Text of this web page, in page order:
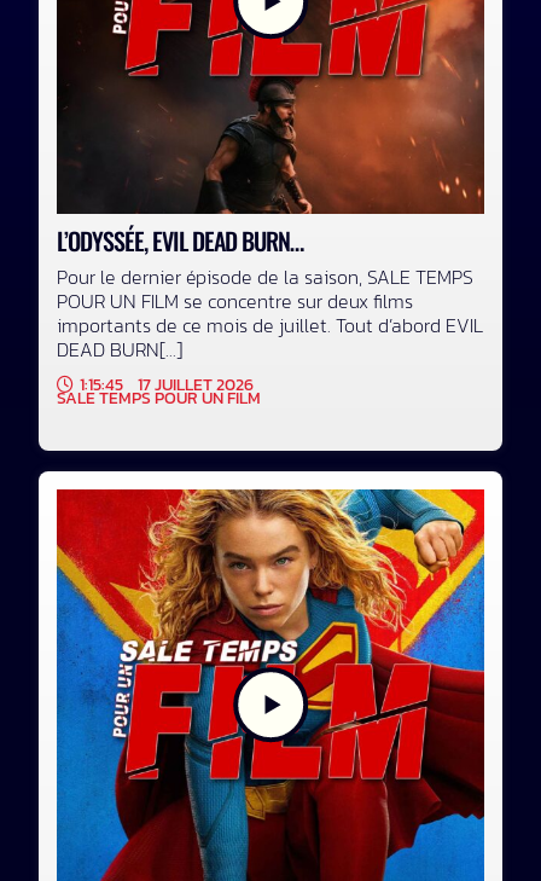
L’ODYSSÉE, EVIL DEAD BURN…
Pour le dernier épisode de la saison, SALE TEMPS
POUR UN FILM se concentre sur deux films
importants de ce mois de juillet. Tout d’abord EVIL
DEAD BURN[...]
1:15:45 17 JUILLET 2026
SALE TEMPS POUR UN FILM